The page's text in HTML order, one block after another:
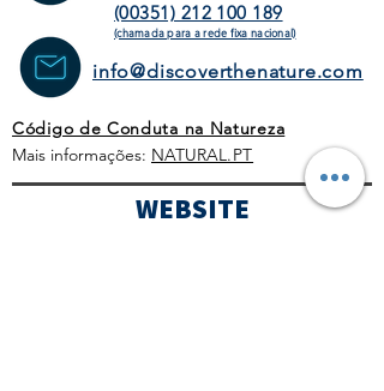
(00351) 212 100 189
(chamada para a rede fixa nacional)
info@discoverthenature.com
Código de Conduta na Natureza
Mais informações: NATURAL.PT
WEBSITE